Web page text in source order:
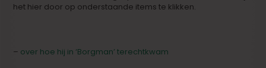
het hier door op onderstaande items te klikken.
– over hoe hij in ‘Borgman’ terechtkwam